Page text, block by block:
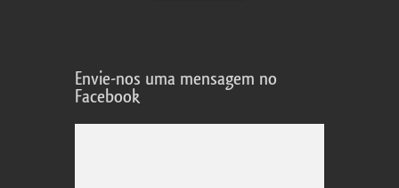
Envie-nos uma mensagem no
Facebook